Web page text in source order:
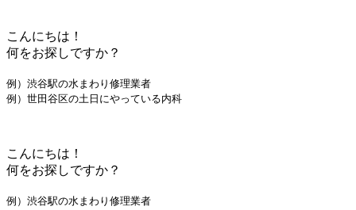
こんにちは！
何をお探しですか？
例）渋谷駅の水まわり修理業者
例）世田谷区の土日にやっている内科
こんにちは！
何をお探しですか？
例）渋谷駅の水まわり修理業者